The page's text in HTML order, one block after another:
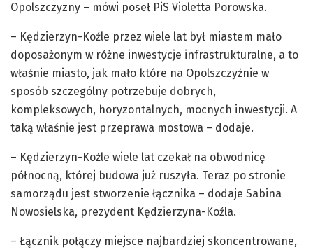
Opolszczyzny – mówi poseł PiS Violetta Porowska.
– Kędzierzyn-Koźle przez wiele lat był miastem mało
doposażonym w różne inwestycje infrastrukturalne, a to
właśnie miasto, jak mało które na Opolszczyźnie w
sposób szczególny potrzebuje dobrych,
kompleksowych, horyzontalnych, mocnych inwestycji. A
taką właśnie jest przeprawa mostowa – dodaje.
– Kędzierzyn-Koźle wiele lat czekał na obwodnicę
północną, której budowa już ruszyła. Teraz po stronie
samorządu jest stworzenie łącznika – dodaje Sabina
Nowosielska, prezydent Kędzierzyna-Koźla.
– Łącznik połączy miejsce najbardziej skoncentrowane,